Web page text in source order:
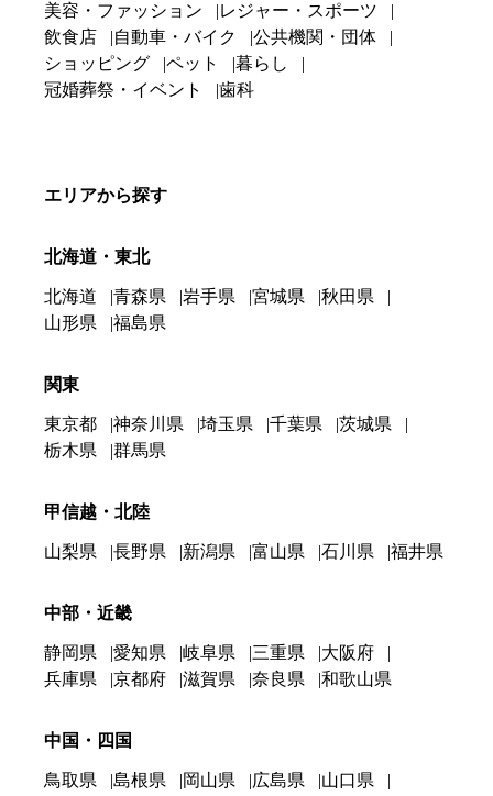
美容・ファッション
レジャー・スポーツ
飲食店
自動車・バイク
公共機関・団体
ショッピング
ペット
暮らし
冠婚葬祭・イベント
歯科
エリアから探す
北海道・東北
北海道 青森県 岩手県 宮城県
秋田県
山形県
福島県
関東
東京都 神奈川県 埼玉県 千葉県
茨城県
栃木県
群馬県
甲信越・北陸
山梨県 長野県 新潟県 富山県 石川県 福井県
中部・近畿
静岡県 愛知県 岐阜県 三重県
大阪府
兵庫県
京都府 滋賀県 奈良県 和歌山県
中国・四国
鳥取県 島根県 岡山県 広島県
山口県